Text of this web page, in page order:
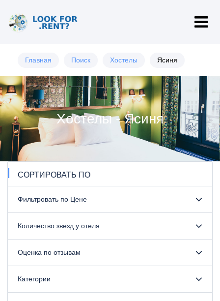
Главная Поиск Хостелы Ясиня
Хостелы - Ясиня
СОРТИРОВАТЬ ПО
Фильтровать по Цене
Количество звезд у отеля
Оценка по отзывам
Категории